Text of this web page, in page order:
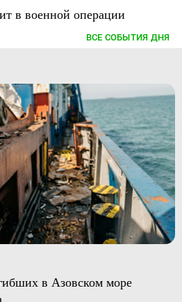
в военной операции
ВСЕ СОБЫТИЯ ДНЯ
в Азовском море